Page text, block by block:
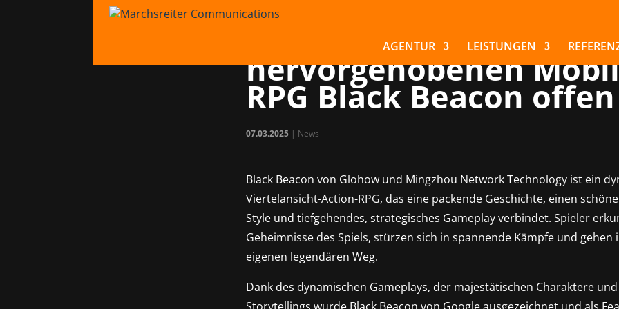
AGENTUR LEISTUNGEN
Vorabregistrierungen für
das vom Google Play
hervorgehobenen
RPG Black Beacon offen
07.03.2025| News
Black Beacon von Glohow und Mingzhou Network Technology ist ein
Viertelansicht-Action-RPG, das eine packende Geschichte, einen
Style und tiefgehendes, strategisches Gameplay verbindet. Spieler
Geheimnisse des Spiels, stürzen sich in spannende Kämpfe und gehen
eigenen legendären Weg.
Dank des dynamischen Gameplays, der majestätischen Charaktere